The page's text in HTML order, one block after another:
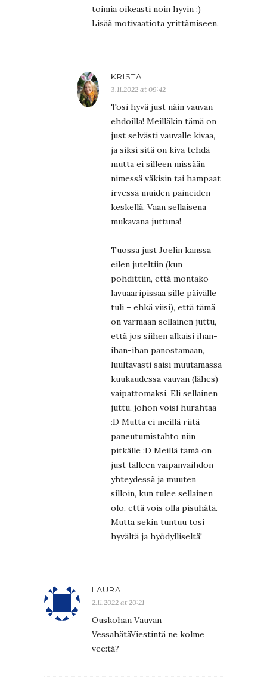
toimia oikeasti noin hyvin :)
Lisää motivaatiota yrittämiseen.
KRISTA
3.11.2022 at 09:42
Tosi hyvä just näin vauvan
ehdoilla! Meilläkin tämä on
just selvästi vauvalle kivaa,
ja siksi sitä on kiva tehdä –
mutta ei silleen missään
nimessä väkisin tai hampaat
irvessä muiden paineiden
keskellä. Vaan sellaisena
mukavana juttuna!
–
Tuossa just Joelin kanssa
eilen juteltiin (kun
pohdittiin, että montako
lavuaaripissaa sille päivälle
tuli – ehkä viisi), että tämä
on varmaan sellainen juttu,
että jos siihen alkaisi ihan-
ihan-ihan panostamaan,
luultavasti saisi muutamassa
kuukaudessa vauvan (lähes)
vaipattomaksi. Eli sellainen
juttu, johon voisi hurahtaa
:D Mutta ei meillä riitä
paneutumistahto niin
pitkälle :D Meillä tämä on
just tälleen vaipanvaihdon
yhteydessä ja muuten
silloin, kun tulee sellainen
olo, että vois olla pisuhätä.
Mutta sekin tuntuu tosi
hyvältä ja hyödylliseltä!
LAURA
2.11.2022 at 20:21
Ouskohan Vauvan
VessahätäViestintä ne kolme
vee:tä?